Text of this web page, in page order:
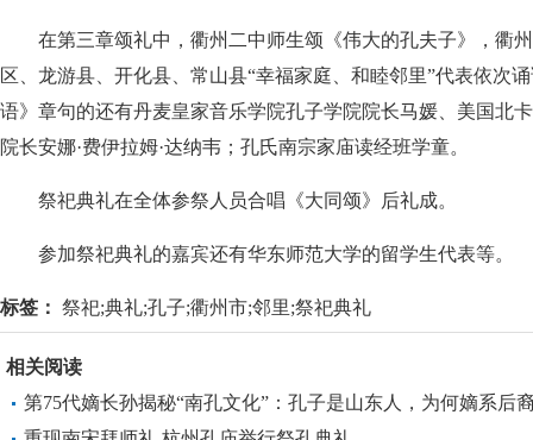
在第三章颂礼中，衢州二中师生颂《伟大的孔夫子》，衢州
区、龙游县、开化县、常山县“幸福家庭、和睦邻里”代表依次
语》章句的还有丹麦皇家音乐学院孔子学院院长马媛、美国北
院长安娜·费伊拉姆·达纳韦；孔氏南宗家庙读经班学童。
祭祀典礼在全体参祭人员合唱《大同颂》后礼成。
参加祭祀典礼的嘉宾还有华东师范大学的留学生代表等。
标签： 祭祀;典礼;孔子;衢州市;邻里;祭祀典礼
相关阅读
第75代嫡长孙揭秘“南孔文化”：孔子是山东人，为何嫡系后